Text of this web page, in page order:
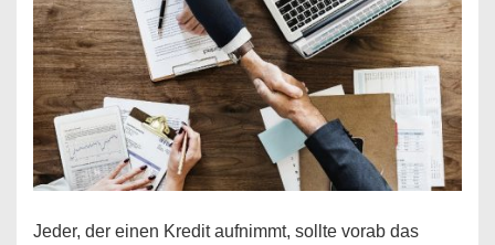
Jeder, der einen Kredit aufnimmt, sollte vorab das